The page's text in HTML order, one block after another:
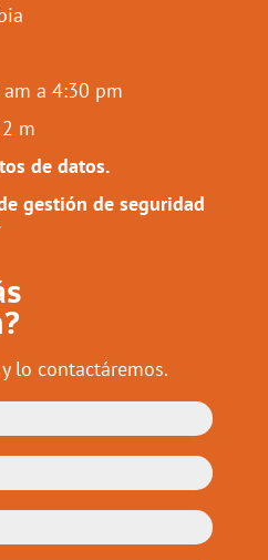
a 4:30 pm
m
de datos.
gestión de seguridad
lo contactáremos.